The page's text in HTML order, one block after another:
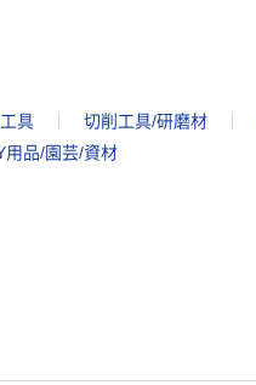
具 切削工具/研磨材
用品/園芸/資材